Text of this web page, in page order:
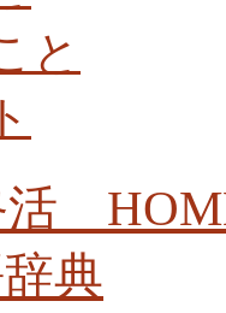
と
活
典